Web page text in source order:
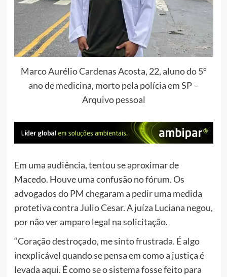
Marco Aurélio Cardenas Acosta, 22, aluno do 5º
ano de medicina, morto pela polícia em SP –
Arquivo pessoal
Em uma audiência, tentou se aproximar de
Macedo. Houve uma confusão no fórum. Os
advogados do PM chegaram a pedir uma medida
protetiva contra Julio Cesar. A juíza Luciana negou,
por não ver amparo legal na solicitação.
“Coração destroçado, me sinto frustrada. É algo
inexplicável quando se pensa em como a justiça é
levada aqui. É como se o sistema fosse feito para